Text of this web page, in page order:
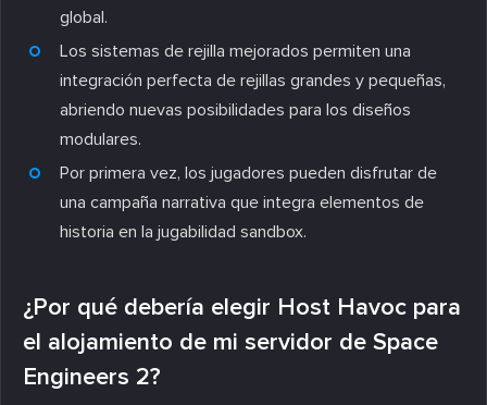
global.
Los sistemas de rejilla mejorados permiten una
integración perfecta de rejillas grandes y pequeñas,
abriendo nuevas posibilidades para los diseños
modulares.
Por primera vez, los jugadores pueden disfrutar de
una campaña narrativa que integra elementos de
historia en la jugabilidad sandbox.
¿Por qué debería elegir Host Havoc para
el alojamiento de mi servidor de Space
Engineers 2?